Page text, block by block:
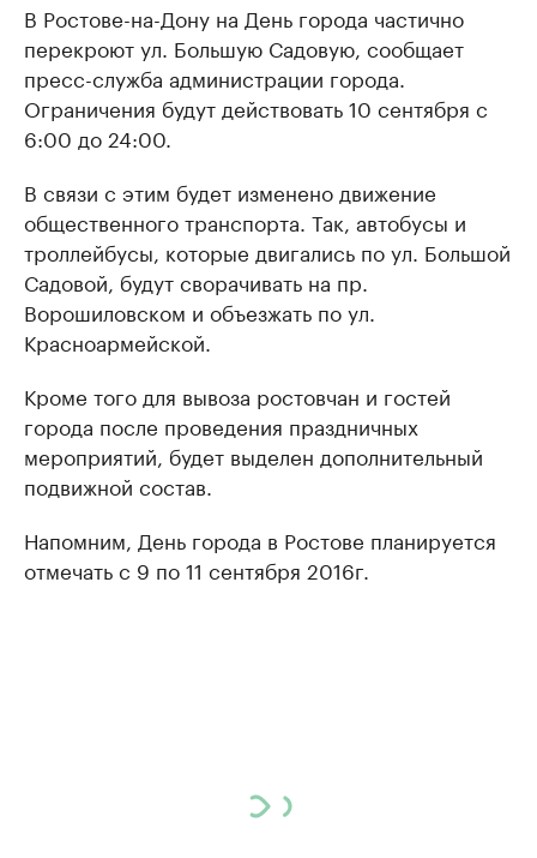
В Ростове-на-Дону на День города частично
перекроют ул. Большую Садовую, сообщает
пресс-служба администрации города.
Ограничения будут действовать 10 сентября с
6:00 до 24:00.
В связи с этим будет изменено движение
общественного транспорта. Так, автобусы и
троллейбусы, которые двигались по ул. Большой
Садовой, будут сворачивать на пр.
Ворошиловском и объезжать по ул.
Красноармейской.
Кроме того для вывоза ростовчан и гостей
города после проведения праздничных
мероприятий, будет выделен дополнительный
подвижной состав.
Напомним, День города в Ростове планируется
отмечать с 9 по 11 сентября 2016г.